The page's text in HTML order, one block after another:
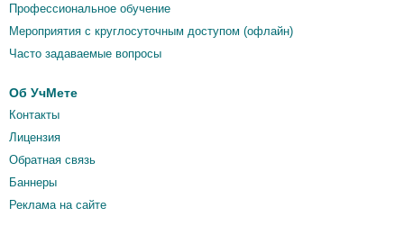
Профессиональное обучение
Мероприятия c круглосуточным доступом (офлайн)
Часто задаваемые вопросы
Об УчМете
Контакты
Лицензия
Обратная связь
Баннеры
Реклама на сайте